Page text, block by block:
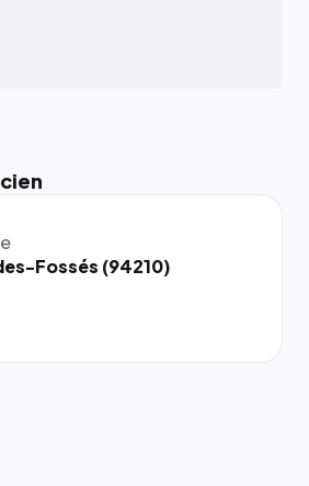
Fossés (94210)